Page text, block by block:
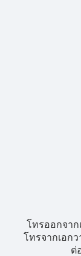
โทรออกจา
โทรจากเอก
ต่